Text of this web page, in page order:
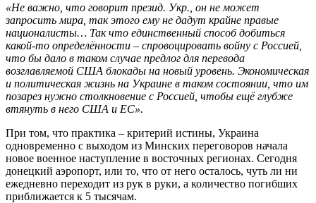
«Не важно, что говорит презид. Укр., он не может
запросить мира, так этого ему не дадут крайне правые
националисты… Так что единственный способ добиться
какой-то определённости – спровоцировать войну с Россией,
что бы дало в таком случае предлог для перевода
возглавляемой США блокады на новый уровень. Экономическая
и политическая жизнь на Украине в таком состоянии, что им
позарез нужно столкновение с Россией, чтобы ещё глубже
втянуть в него США и ЕС».
При том, что практика – критерий истины, Украина
одновременно с выходом из Минских переговоров начала
новое военное наступление в восточных регионах. Сегодня
донецкий аэропорт, или то, что от него осталось, чуть ли ни
ежедневно переходит из рук в руки, а количество погибших
приближается к 5 тысячам.